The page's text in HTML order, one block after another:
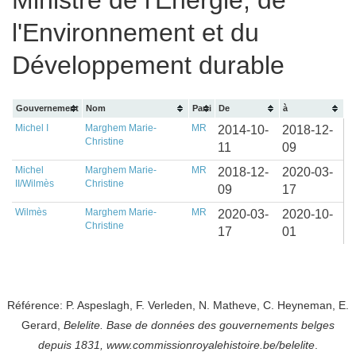
l'Environnement et du
Développement durable
Gouvernement Nom Parti De à
Michel I
Marghem Marie-
Christine
MR
2014-10-
11
2018-12-
09
Michel
II/Wilmès
Marghem Marie-
Christine
MR
2018-12-
09
2020-03-
17
Wilmès
Marghem Marie-
Christine
MR
2020-03-
17
2020-10-
01
Référence: P. Aspeslagh, F. Verleden, N. Matheve, C. Heyneman, E.
Gerard, Belelite. Base de données des gouvernements belges
depuis 1831, www.commissionroyalehistoire.be/belelite